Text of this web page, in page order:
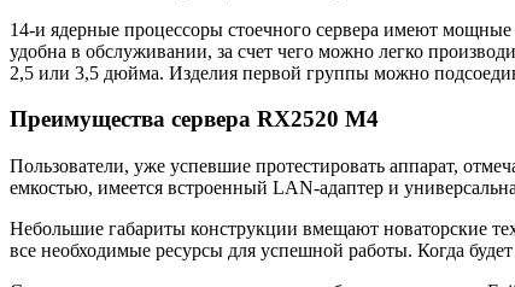
14-и ядерные процессоры стоечного сервера имеют мощные
удобна в обслуживании, за счет чего можно легко
2,5 или 3,5 дюйма. Изделия первой группы можно
Преимущества сервера RX2520 M4
Пользователи, уже успевшие протестировать аппарат,
емкостью, имеется встроенный LAN-адаптер и
Небольшие габариты конструкции вмещают новаторские
все необходимые ресурсы для успешной работы. Когда